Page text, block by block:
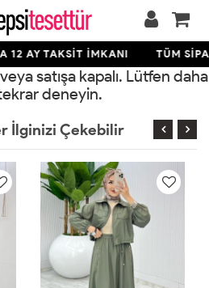
12 AY TAKSİT İMKANI TÜM
satışa kapalı. Lütfen daha
deneyin.
İlginizi Çekebilir